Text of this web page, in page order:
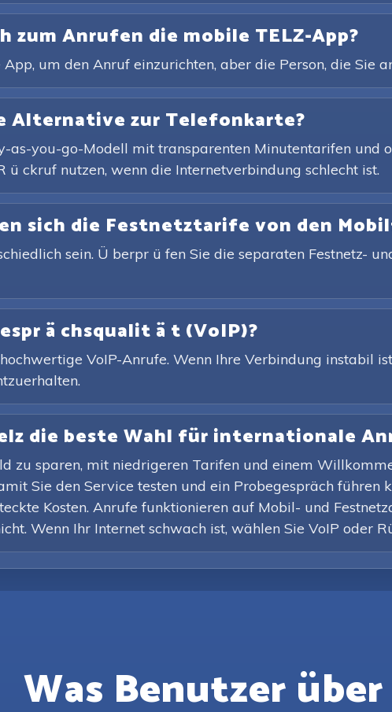
zum Anrufen die mobile TELZ-App?
um den Anruf einzurichten, aber die Person, die Sie
Alternative zur Telefonkarte?
as-you-go-Modell mit transparenten Minutentarifen und
ü ckruf nutzen, wenn die Internetverbindung schlecht ist.
sich die Festnetztarife von den
sein. Ü berpr ü fen Sie die separaten Festnetz-
ä chsqualit ä t (VoIP)?
VoIP-Anrufe. Wenn Ihre Verbindung instabil
die beste Wahl für internationale
zu sparen, mit niedrigeren Tarifen und einem
Sie den Service testen und ein Probegespräch führen
Kosten. Anrufe funktionieren auf Mobil- und
Wenn Ihr Internet schwach ist, wählen Sie VoIP oder
Was Benutzer